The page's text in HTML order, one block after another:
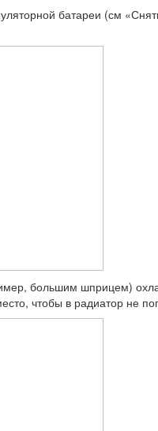
батареи (см
большим шприцем)
чтобы в ра­диатор не